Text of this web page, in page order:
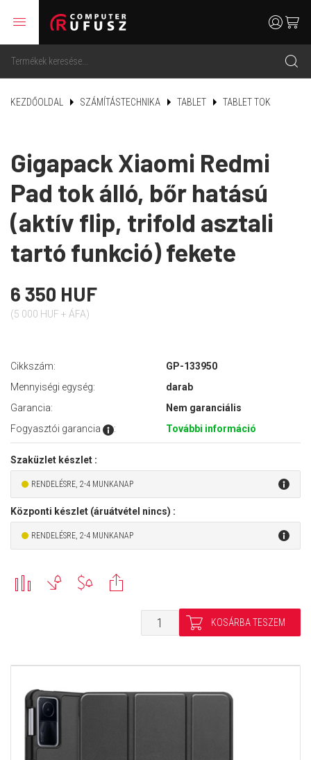
menu
search
usercart
KEZDŐOLDAL SZÁMÍTÁSTECHNIKA TABLET TABLET TOK
Gigapack Xiaomi Redmi
Pad tok álló, bőr hatású
(aktív flip, trifold asztali
tartó funkció) fekete
6 350 HUF
(5 000 HUF + ÁFA)
Cikkszám:
GP-133950
Mennyiségi egység:
darab
Garancia:
Nem garanciális
Fogyasztói garancia
: További információ
Szaküzlet készlet :
RENDELÉSRE, 2-4 MUNKANAP
Központi készlet (áruátvétel nincs) :
RENDELÉSRE, 2-4 MUNKANAP